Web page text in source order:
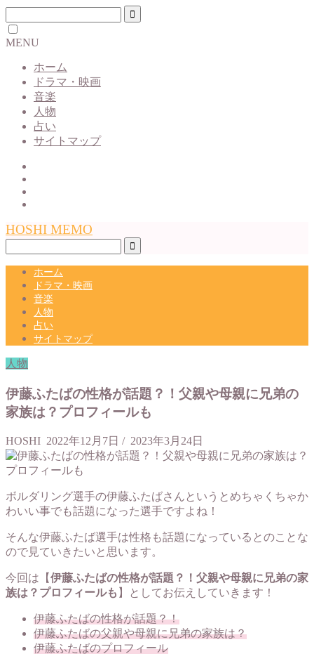
MENU
ホーム
ドラマ・映画
音楽
人物
占い
サイトマップ
HOSHI MEMO
ホーム
ドラマ・映画
音楽
人物
占い
サイトマップ
人物
伊藤ふたばの性格が話題？！父親や母親に兄弟の
家族は？プロフィールも
HOSHI 2022年12月7日 / 2023年3月24日
ボルダリング選手の伊藤ふたばさんというとめちゃくちゃか
わいい事でも話題になった選手ですよね！
そんな伊藤ふたば選手は性格も話題になっているとのことな
ので見ていきたいと思います。
今回は【伊藤ふたばの性格が話題？！父親や母親に兄弟の家
族は？プロフィールも 】としてお伝えしていきます！
伊藤ふたばの性格が話題？！
伊藤ふたばの父親や母親に兄弟の家族は？
伊藤ふたばのプロフィール